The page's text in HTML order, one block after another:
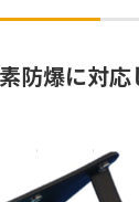
防爆に対